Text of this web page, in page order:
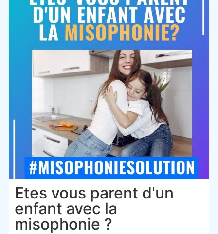
Etes vous parent d'un
enfant avec la
misophonie ?